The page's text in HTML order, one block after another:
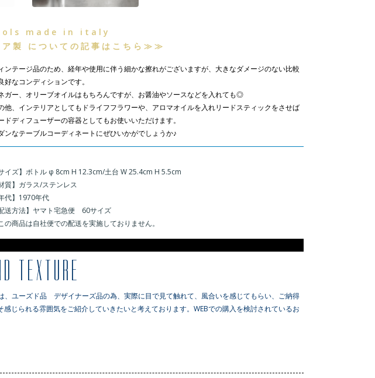
made in italy
製 についての記事はこちら≫≫
ンテージ品のため、経年や使用に伴う細かな擦れがございますが、大きなダメージのない比較
好なコンディションです。
ガー、オリーブオイルはもちろんですが、お醤油やソースなどを入れても◎
他、インテリアとしてもドライフフラワーや、アロマオイルを入れリードスティックをさせば
ドディフューザーの容器としてもお使いいただけます。
ンなテーブルコーディネートにぜひいかがでしょうか♪
サイズ】ボトル φ 8cm H 12.3cm/土台 W 25.4cm H 5.5cm
質】ガラス/ステンレス
代】1970年代
配送方法】ヤマト宅急便 60サイズ
の商品は自社便での配送を実施しておりません。
TEXTURE
ユーズド品 デザイナーズ品の為、実際に目で見て触れて、風合いを感じてもらい、ご納得
られる雰囲気をご紹介していきたいと考えております。WEBでの購入を検討されているお